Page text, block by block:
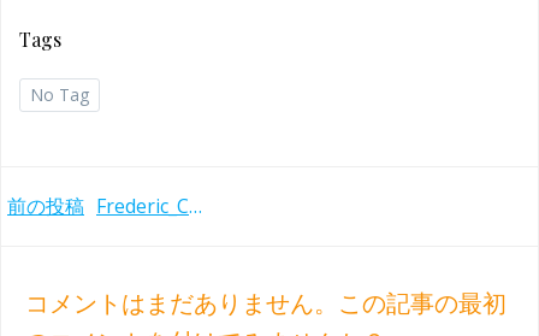
Tags
No Tag
Post
前の投稿 Frederic_Chopin_photo
コメントはまだありません。この記事の最初